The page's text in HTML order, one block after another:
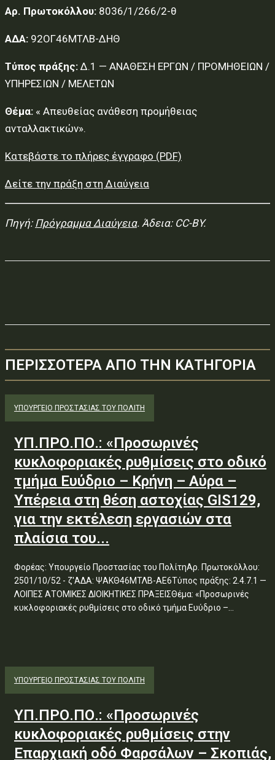
Αρ. Πρωτοκόλλου: 8036/1/266/2-θ
ΑΔΑ: 92ΟΓ46ΜΤΛΒ-ΔΗΘ
Τύπος πράξης: Δ.1 — ΑΝΑΘΕΣΗ ΕΡΓΩΝ / ΠΡΟΜΗΘΕΙΩΝ /
ΥΠΗΡΕΣΙΩΝ / ΜΕΛΕΤΩΝ
Θέμα: « Απευθείας ανάθεση προμήθειας
ανταλλακτικών».
Κατεβάστε το πλήρες έγγραφο (PDF)
Δείτε την πράξη στη Διαύγεια
Πηγή: Πρόγραμμα Διαύγεια. Άδεια: CC-BY.
ΠΕΡΙΣΣΟΤΕΡΑ ΑΠΟ ΤΗΝ ΚΑΤΗΓΟΡΙΑ
ΥΠΟΥΡΓΕΊΟ ΠΡΟΣΤΑΣΊΑΣ ΤΟΥ ΠΟΛΊΤΗ
ΥΠ.ΠΡΟ.ΠΟ.: «Προσωρινές
κυκλοφοριακές ρυθμίσεις στο οδικό
τμήμα Ευύδριο – Κρήνη – Αύρα –
Υπέρεια στη θέση αστοχίας GIS129,
για την εκτέλεση εργασιών στα
πλαίσια του...
Φορέας: Υπουργείο Προστασίας του ΠολίτηΑρ. Πρωτοκόλλου:
2501/10/52 - ζ'ΑΔΑ: ΨΑΚΘ46ΜΤΛΒ-ΑΕ6Τύπος πράξης: 2.4.7.1 —
ΛΟΙΠΕΣ ΑΤΟΜΙΚΕΣ ΔΙΟΙΚΗΤΙΚΕΣ ΠΡΑΞΕΙΣΘέμα: «Προσωρινές
κυκλοφοριακές ρυθμίσεις στο οδικό τμήμα Ευύδριο –...
ΥΠΟΥΡΓΕΊΟ ΠΡΟΣΤΑΣΊΑΣ ΤΟΥ ΠΟΛΊΤΗ
ΥΠ.ΠΡΟ.ΠΟ.: «Προσωρινές
κυκλοφοριακές ρυθμίσεις στην
Επαρχιακή οδό Φαρσάλων – Σκοπιάς,